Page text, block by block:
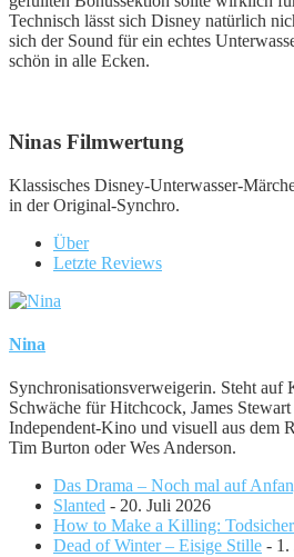
Technisch lässt sich Disney natürlich
sich der Sound für ein echtes
schön in alle Ecken.
Ninas Filmwertung
Klassisches Disney-Unterwasser-
in der Original-Synchro.
Über
Letzte Reviews
Nina
Synchronisationsverweigerin. Steht auf
Schwäche für Hitchcock, James
Independent-Kino und visuell aus dem
Tim Burton oder Wes Anderson.
Das Drama – Noch mal auf
Slanted - 20. Juli 2026
How to Make a Killing:
Dead of Winter – Eisige Stille - 1.